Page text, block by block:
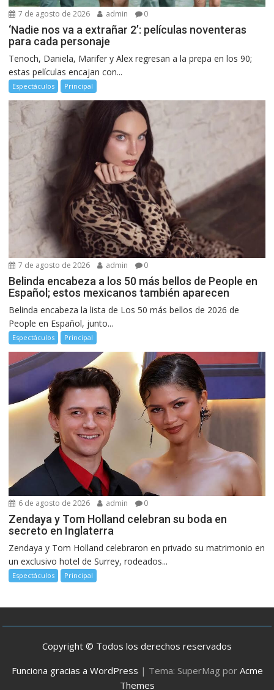
7 de agosto de 2026 admin 0
‘Nadie nos va a extrañar 2’: películas noventeras
para cada personaje
Tenoch, Daniela, Marifer y Alex regresan a la prepa en los 90;
estas películas encajan con...
Espectáculos Principal
7 de agosto de 2026 admin 0
Belinda encabeza a los 50 más bellos de People en
Español; estos mexicanos también aparecen
Belinda encabeza la lista de Los 50 más bellos de 2026 de
People en Español, junto...
Espectáculos Principal
6 de agosto de 2026 admin 0
Zendaya y Tom Holland celebran su boda en
secreto en Inglaterra
Zendaya y Tom Holland celebraron en privado su matrimonio en
un exclusivo hotel de Surrey, rodeados...
Espectáculos Principal
Copyright © Todos los derechos reservados
Funciona gracias a WordPress | Tema: SuperMag por Acme
Themes